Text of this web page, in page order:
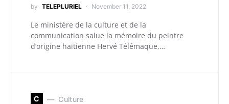
by TELEPLURIEL November 11, 2022
Le ministère de la culture et de la
communication salue la mémoire du peintre
d’origine haïtienne Hervé Télémaque,…
C Culture